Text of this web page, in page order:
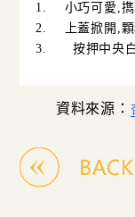
1. 小巧可愛 ,
2.
上蓋掀開 ,
3. 按押中央白
資料來源：